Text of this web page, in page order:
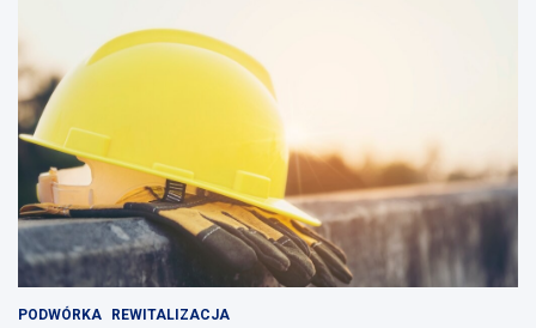
PODWÓRKA REWITALIZACJA